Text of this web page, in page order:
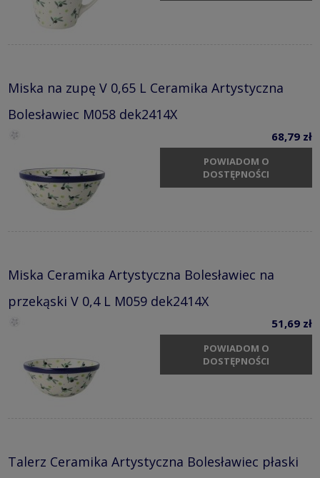
Miska na zupę V 0,65 L Ceramika Artystyczna
Bolesławiec M058 dek2414X
68,79 zł
POWIADOM O
DOSTĘPNOŚCI
Miska Ceramika Artystyczna Bolesławiec na
przekąski V 0,4 L M059 dek2414X
51,69 zł
POWIADOM O
DOSTĘPNOŚCI
Talerz Ceramika Artystyczna Bolesławiec płaski